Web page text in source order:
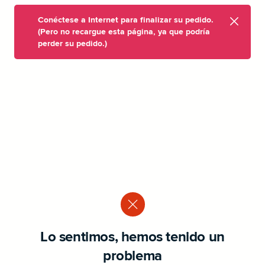
Conéctese a Internet para finalizar su pedido.
(Pero no recargue esta página, ya que podría
perder su pedido.)
Lo sentimos, hemos tenido un
problema